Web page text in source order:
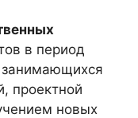
в период
занимающихся
проектной
новых